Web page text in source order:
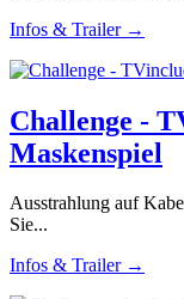
Infos & Trailer →
Challenge -
Maskenspiel
Ausstrahlung auf
Sie...
Infos & Trailer →